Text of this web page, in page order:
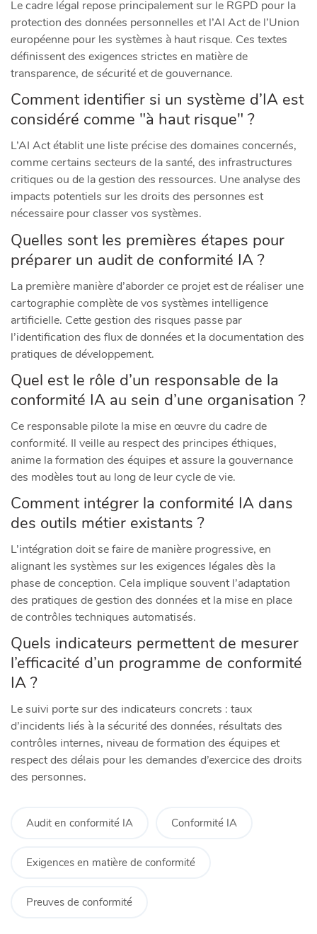
Le cadre légal repose principalement sur le RGPD pour la
protection des données personnelles et l’AI Act de l’Union
européenne pour les systèmes à haut risque. Ces textes
définissent des exigences strictes en matière de
transparence, de sécurité et de gouvernance.
Comment identifier si un système d’IA est
considéré comme "à haut risque" ?
L’AI Act établit une liste précise des domaines concernés,
comme certains secteurs de la santé, des infrastructures
critiques ou de la gestion des ressources. Une analyse des
impacts potentiels sur les droits des personnes est
nécessaire pour classer vos systèmes.
Quelles sont les premières étapes pour
préparer un audit de conformité IA ?
La première manière d’aborder ce projet est de réaliser une
cartographie complète de vos systèmes intelligence
artificielle. Cette gestion des risques passe par
l’identification des flux de données et la documentation des
pratiques de développement.
Quel est le rôle d’un responsable de la
conformité IA au sein d’une organisation ?
Ce responsable pilote la mise en œuvre du cadre de
conformité. Il veille au respect des principes éthiques,
anime la formation des équipes et assure la gouvernance
des modèles tout au long de leur cycle de vie.
Comment intégrer la conformité IA dans
des outils métier existants ?
L’intégration doit se faire de manière progressive, en
alignant les systèmes sur les exigences légales dès la
phase de conception. Cela implique souvent l’adaptation
des pratiques de gestion des données et la mise en place
de contrôles techniques automatisés.
Quels indicateurs permettent de mesurer
l’efficacité d’un programme de conformité
IA ?
Le suivi porte sur des indicateurs concrets : taux
d’incidents liés à la sécurité des données, résultats des
contrôles internes, niveau de formation des équipes et
respect des délais pour les demandes d’exercice des droits
des personnes.
Audit en conformité IA Conformité IA
Exigences en matière de conformité
Preuves de conformité